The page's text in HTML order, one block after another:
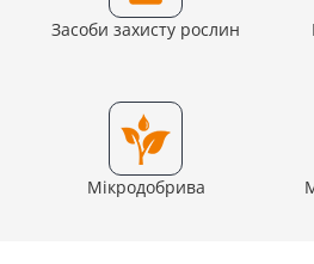
Засоби захисту рослин
Мікродобрива